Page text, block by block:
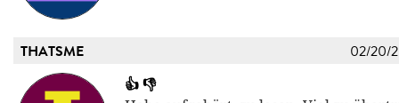
THATSME 02/20/
👍 👎